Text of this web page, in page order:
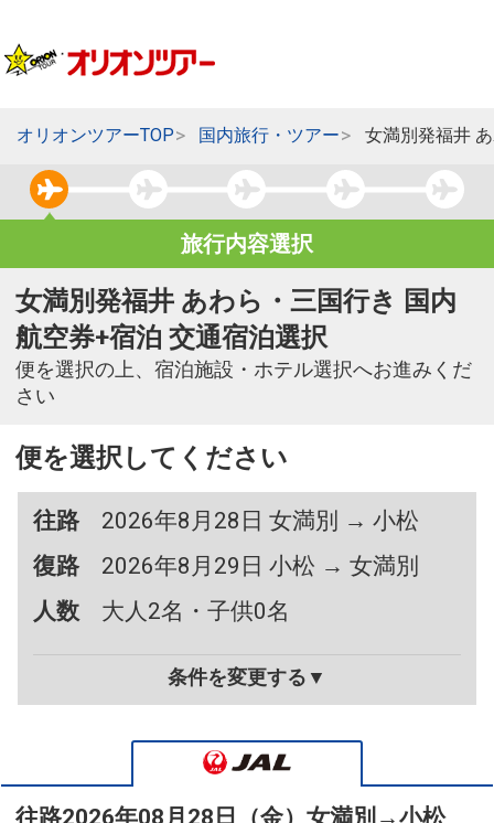
オリオンツアーTOP 国内旅行・ツアー 女満別発福井
旅行内容選択
女満別発福井 あわら・三国行き 国内
航空券+宿泊 交通宿泊選択
便を選択の上、宿泊施設・ホテル選択へお進みくだ
さい
便を選択してください
往路
2026年8月28日 女満別 → 小松
復路
2026年8月29日 小松 → 女満別
人数
大人2名・子供0名
条件を変更する▼